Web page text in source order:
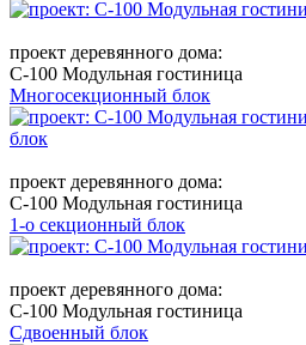
проект деревянного дома:
C-100 Модульная гостиница
Многосекционный блок
проект деревянного дома:
C-100 Модульная гостиница
1-о секционный блок
проект деревянного дома:
C-100 Модульная гостиница
Сдвоенный блок